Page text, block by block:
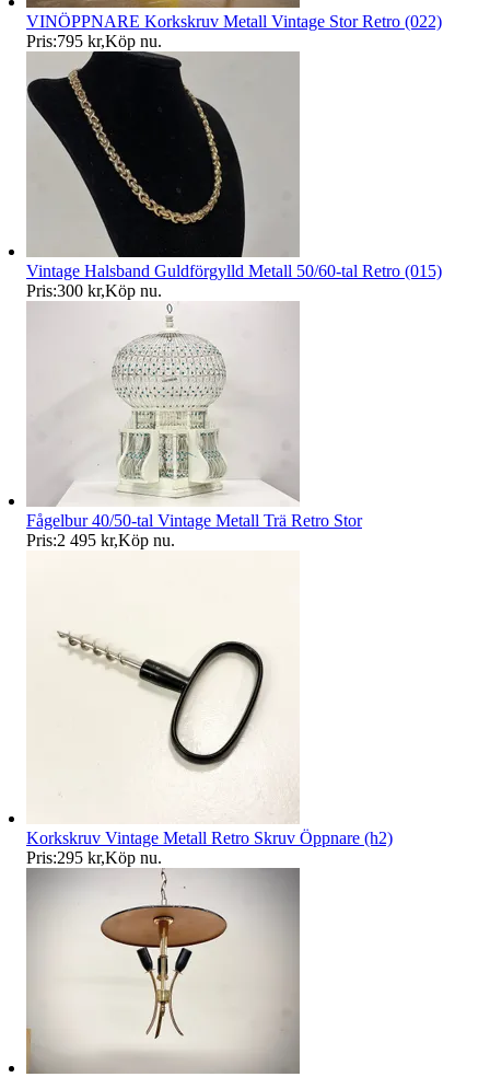
VINÖPPNARE Korkskruv Metall Vintage Stor Retro (022)
Pris:795 kr,Köp nu.
Vintage Halsband Guldförgylld Metall 50/60-tal Retro (015)
Pris:300 kr,Köp nu.
Fågelbur 40/50-tal Vintage Metall Trä Retro Stor
Pris:2 495 kr,Köp nu.
Korkskruv Vintage Metall Retro Skruv Öppnare (h2)
Pris:295 kr,Köp nu.